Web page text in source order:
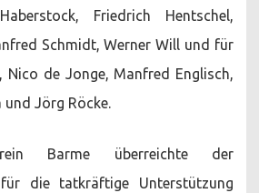
Friedrich Hentschel,
Schmidt, Werner Will und für
Nico de Jonge, Manfred Englisch,
und Jörg Röcke.
Barme überreichte der
für die tatkräftige Unterstützung